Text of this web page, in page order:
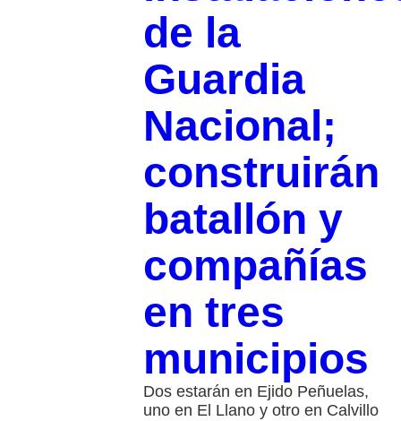
de la
Guardia
Nacional;
construirán
batallón y
compañías
en tres
municipios
Dos estarán en Ejido Peñuelas,
uno en El Llano y otro en Calvillo